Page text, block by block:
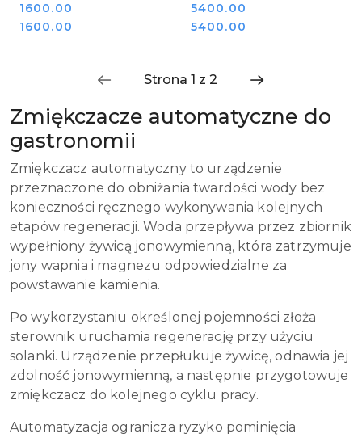
B65
Cena:
1600.00
Cena:
1600.00
Mijar Elegant CI
Cena:
5400.00
Cena:
5400.00
Zmiękczacze automatyczne do
gastronomii
Zmiękczacz automatyczny to urządzenie
przeznaczone do obniżania twardości wody bez
konieczności ręcznego wykonywania kolejnych
etapów regeneracji. Woda przepływa przez zbiornik
wypełniony żywicą jonowymienną, która zatrzymuje
jony wapnia i magnezu odpowiedzialne za
powstawanie kamienia.
Po wykorzystaniu określonej pojemności złoża
sterownik uruchamia regenerację przy użyciu
solanki. Urządzenie przepłukuje żywicę, odnawia jej
zdolność jonowymienną, a następnie przygotowuje
zmiękczacz do kolejnego cyklu pracy.
Automatyzacja ogranicza ryzyko pominięcia